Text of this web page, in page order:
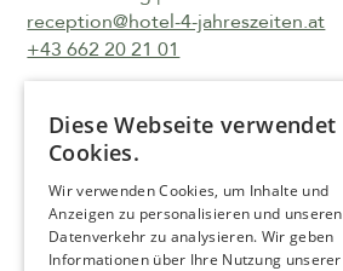
reception@hotel-4-jahreszeiten.at
+43 662 20 21 01
Approach
Career
Diese Webseite verwendet
Cookies.
Wir verwenden Cookies, um Inhalte und
Anzeigen zu personalisieren und unseren
Datenverkehr zu analysieren. Wir geben
Informationen über Ihre Nutzung unserer